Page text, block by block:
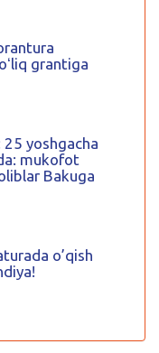
grantiga
yoshgacha
mukofot
Bakuga
o’qish